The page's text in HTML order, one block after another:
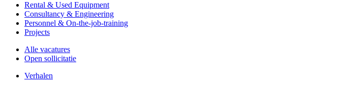
Rental & Used Equipment
Consultancy & Engineering
Personnel & On-the-job-training
Projects
Alle vacatures
Open sollicitatie
Verhalen